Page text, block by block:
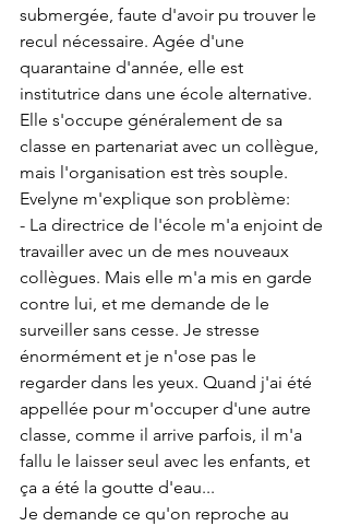
submergée, faute d'avoir pu trouver le
recul nécessaire. Agée d'une
quarantaine d'année, elle est
institutrice dans une école alternative.
Elle s'occupe généralement de sa
classe en partenariat avec un collègue,
mais l'organisation est très souple.
Evelyne m'explique son problème:
- La directrice de l'école m'a enjoint de
travailler avec un de mes nouveaux
collègues. Mais elle m'a mis en garde
contre lui, et me demande de le
surveiller sans cesse. Je stresse
énormément et je n'ose pas le
regarder dans les yeux. Quand j'ai été
appellée pour m'occuper d'une autre
classe, comme il arrive parfois, il m'a
fallu le laisser seul avec les enfants, et
ça a été la goutte d'eau...
Je demande ce qu'on reproche au